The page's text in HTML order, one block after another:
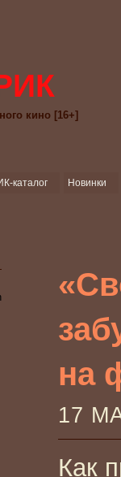
кино [16+]
каталог Новинки
на
17
Как